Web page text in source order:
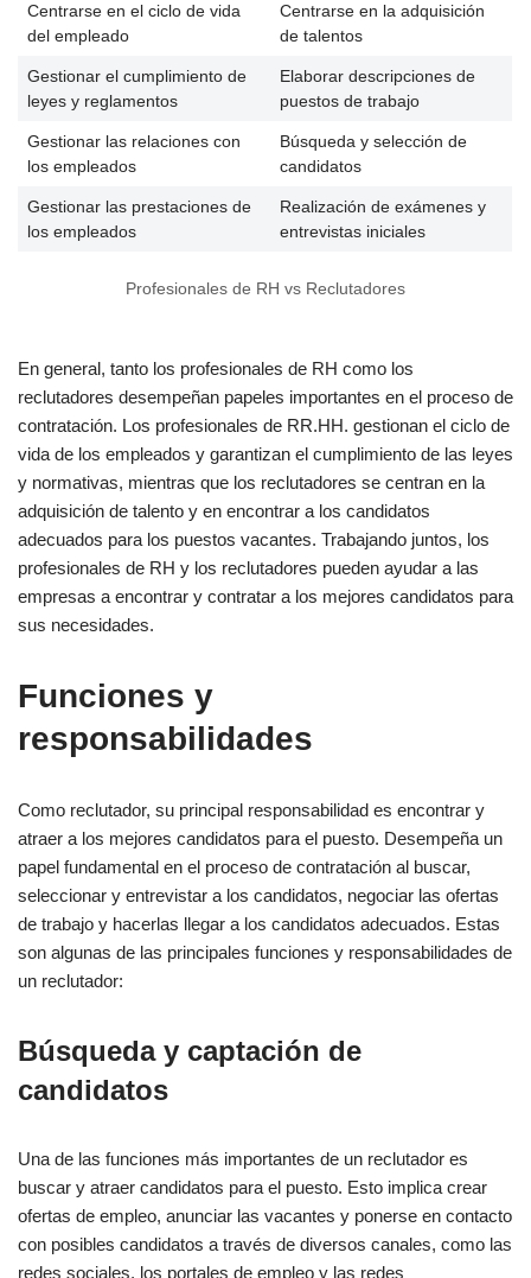
Cierre
Centrarse en el ciclo de vida
del empleado
Centrarse en la adquisición
de talentos
Gestionar el cumplimiento de
leyes y reglamentos
Elaborar descripciones de
puestos de trabajo
Gestionar las relaciones con
los empleados
Búsqueda y selección de
candidatos
Gestionar las prestaciones de
los empleados
Realización de exámenes y
entrevistas iniciales
Profesionales de RH vs Reclutadores
En general, tanto los profesionales de RH como los
reclutadores desempeñan papeles importantes en el proceso de
contratación. Los profesionales de RR.HH. gestionan el ciclo de
vida de los empleados y garantizan el cumplimiento de las leyes
y normativas, mientras que los reclutadores se centran en la
adquisición de talento y en encontrar a los candidatos
adecuados para los puestos vacantes. Trabajando juntos, los
profesionales de RH y los reclutadores pueden ayudar a las
empresas a encontrar y contratar a los mejores candidatos para
sus necesidades.
Funciones y
responsabilidades
Como reclutador, su principal responsabilidad es encontrar y
atraer a los mejores candidatos para el puesto. Desempeña un
papel fundamental en el proceso de contratación al buscar,
seleccionar y entrevistar a los candidatos, negociar las ofertas
de trabajo y hacerlas llegar a los candidatos adecuados. Estas
son algunas de las principales funciones y responsabilidades de
un reclutador:
Búsqueda y captación de
candidatos
Una de las funciones más importantes de un reclutador es
buscar y atraer candidatos para el puesto. Esto implica crear
ofertas de empleo, anunciar las vacantes y ponerse en contacto
con posibles candidatos a través de diversos canales, como las
redes sociales, los portales de empleo y las redes